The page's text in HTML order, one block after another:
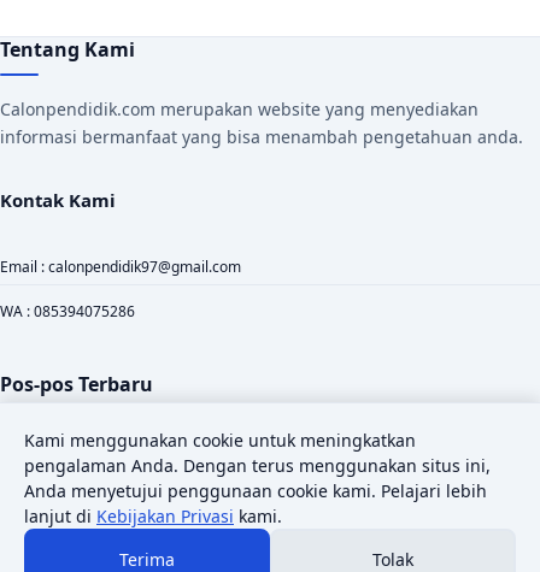
Tentang Kami
Calonpendidik.com merupakan website yang menyediakan
informasi bermanfaat yang bisa menambah pengetahuan anda.
Kontak Kami
Email : calonpendidik97@gmail.com
WA : 085394075286
Pos-pos Terbaru
Download File di Fliphtml5 Dengan Mudah dan Cepat
Modul Ajar Deep Learning Projek IPAS Kelas 10 SMK
Jasa Pembuatan Modul Ajar Deep Learning (Pembelajaran Mendalam) SD,
Kami menggunakan cookie untuk meningkatkan
pengalaman Anda. Dengan terus menggunakan situs ini,
Anda menyetujui penggunaan cookie kami. Pelajari lebih
lanjut di Kebijakan Privasi kami.
Terima
Tolak